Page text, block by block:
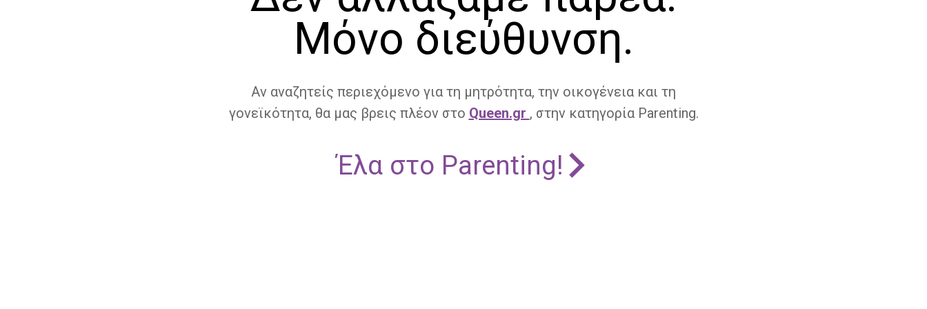
Μόνο διεύθυνση.
Αν αναζητείς περιεχόμενο για τη μητρότητα, την οικογένεια και τη
γονεϊκότητα, θα μας βρεις πλέον στο Queen.gr , στην κατηγορία Parenting.
Έλα στο Parenting!